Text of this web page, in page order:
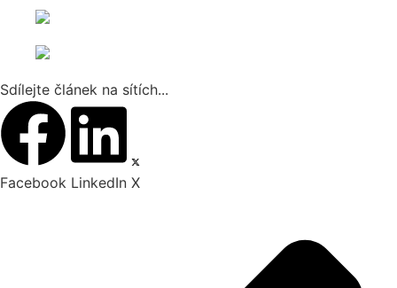
Sdílejte článek na sítích...
Facebook LinkedIn X